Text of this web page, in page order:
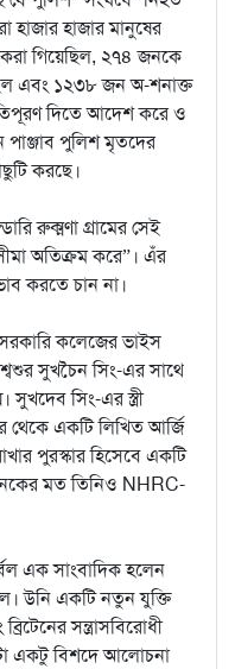
হাজার মানুষের
গিয়েছিল, ২৭৪ জনকে
এবং ১২৩৮ জন অ-শনাক্ত
দিতে আদেশ করে ও
পুলিশ মৃতদের
করছে।
রুক্মণা গ্রামের সেই
অতিক্রম করে”। এঁর
করতে চান না।
কলেজের ভাইস
সুখচৈন সিং-এর সাথে
সুখদেব সিং-এর স্ত্রী
থেকে একটি লিখিত আর্জি
পুরস্কার হিসেবে একটি
মত তিনিও NHRC-
এক সাংবাদিক হলেন
উনি একটি নতুন যুক্তি
সন্ত্রাসবিরোধী
একটু বিশদে আলোচনা